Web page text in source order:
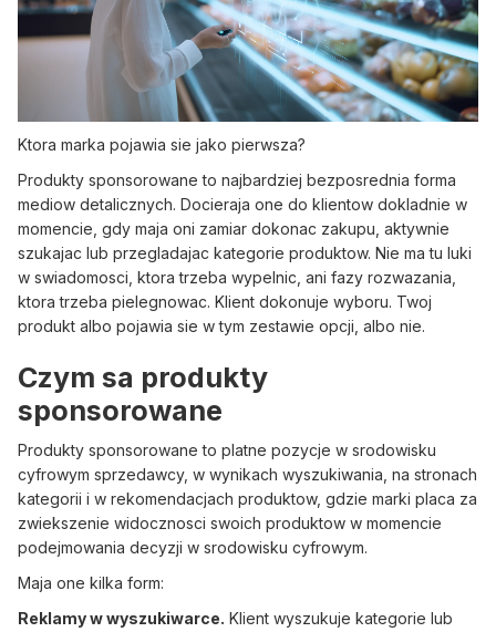
Ktora marka pojawia sie jako pierwsza?
Produkty sponsorowane to najbardziej bezposrednia forma
mediow detalicznych. Docieraja one do klientow dokladnie w
momencie, gdy maja oni zamiar dokonac zakupu, aktywnie
szukajac lub przegladajac kategorie produktow. Nie ma tu luki
w swiadomosci, ktora trzeba wypelnic, ani fazy rozwazania,
ktora trzeba pielegnowac. Klient dokonuje wyboru. Twoj
produkt albo pojawia sie w tym zestawie opcji, albo nie.
Czym sa produkty
sponsorowane
Produkty sponsorowane to platne pozycje w srodowisku
cyfrowym sprzedawcy, w wynikach wyszukiwania, na stronach
kategorii i w rekomendacjach produktow, gdzie marki placa za
zwiekszenie widocznosci swoich produktow w momencie
podejmowania decyzji w srodowisku cyfrowym.
Maja one kilka form:
Reklamy w wyszukiwarce. Klient wyszukuje kategorie lub